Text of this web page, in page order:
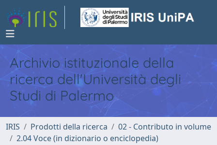
Archivio istituzionale della
ricerca dell'Università degli
Studi di Palermo
IRIS Prodotti della ricerca
02 - Contributo in volume
2.04 Voce (in dizionario o enciclopedia)